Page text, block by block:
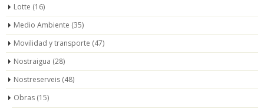
Lotte (16)
Medio Ambiente (35)
Movilidad y transporte (47)
Nostraigua (28)
Nostreserveis (48)
Obras (15)